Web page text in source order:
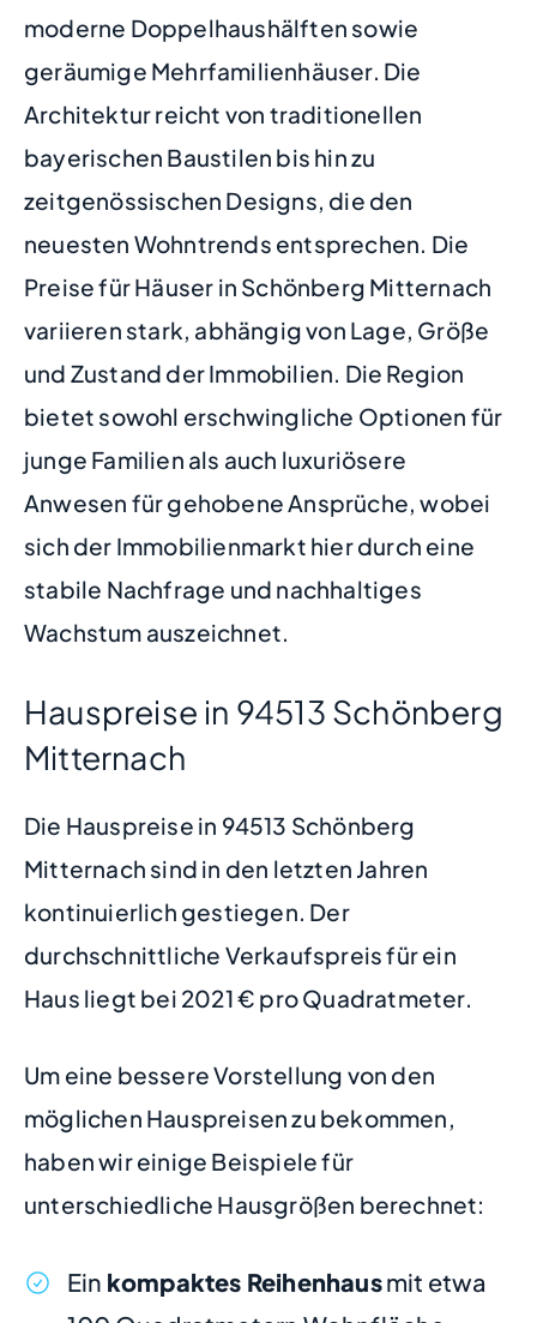
moderne Doppelhaushälften sowie
geräumige Mehrfamilienhäuser. Die
Architektur reicht von traditionellen
bayerischen Baustilen bis hin zu
zeitgenössischen Designs, die den
neuesten Wohntrends entsprechen. Die
Preise für Häuser in Schönberg Mitternach
variieren stark, abhängig von Lage, Größe
und Zustand der Immobilien. Die Region
bietet sowohl erschwingliche Optionen für
junge Familien als auch luxuriösere
Anwesen für gehobene Ansprüche, wobei
sich der Immobilienmarkt hier durch eine
stabile Nachfrage und nachhaltiges
Wachstum auszeichnet.
Hauspreise in 94513 Schönberg
Mitternach
Die Hauspreise in 94513 Schönberg
Mitternach sind in den letzten Jahren
kontinuierlich gestiegen. Der
durchschnittliche Verkaufspreis für ein
Haus liegt bei 2021 € pro Quadratmeter.
Um eine bessere Vorstellung von den
möglichen Hauspreisen zu bekommen,
haben wir einige Beispiele für
unterschiedliche Hausgrößen berechnet:
Ein kompaktes Reihenhausmit etwa